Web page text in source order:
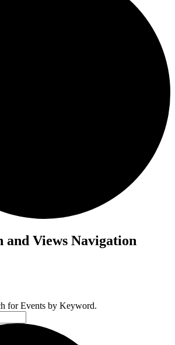
and Views Navigation
for Events by Keyword.